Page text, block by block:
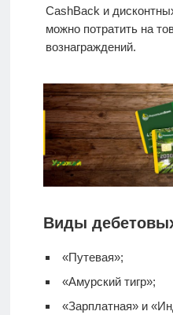
CashBack и
можно потратить на
вознаграждений.
Виды
«Путевая»;
«Амурский тигр»;
«Зарплатная» и